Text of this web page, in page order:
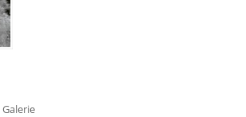
Format
Galerie